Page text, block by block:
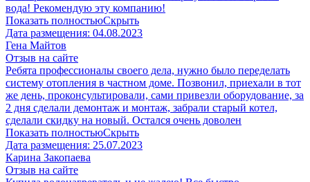
вода! Рекомендую эту компанию!
Показать полностьюСкрыть
Дата размещения: 04.08.2023
​Гена Майтов
Отзыв на сайте
Ребята профессионалы своего дела, нужно было переделать
систему отопления в частном доме. Позвонил, приехали в тот
же день, проконсультировали, сами привезли оборудование, за
2 дня сделали демонтаж и монтаж, забрали старый котел,
сделали скидку на новый. Остался очень доволен
Показать полностьюСкрыть
Дата размещения: 25.07.2023
Карина Закопаева
Отзыв на сайте